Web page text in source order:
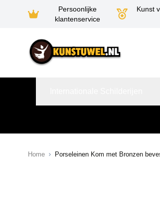
Persoonlijke
klantenservice
Kunst
Home Porseleinen Kom met Bronzen